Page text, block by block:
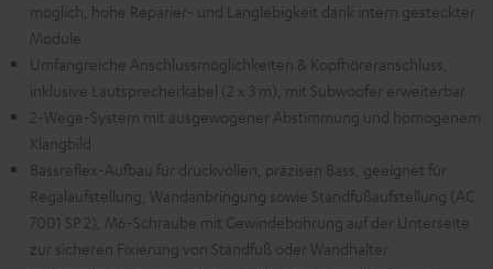
möglich, hohe Reparier- und Langlebigkeit dank intern gesteckter
Module
Umfangreiche Anschlussmöglichkeiten & Kopfhöreranschluss,
inklusive Lautsprecherkabel (2 x 3 m), mit Subwoofer erweiterbar
2-Wege-System mit ausgewogener Abstimmung und homogenem
Klangbild
Bassreflex-Aufbau für druckvollen, präzisen Bass, geeignet für
Regalaufstellung, Wandanbringung sowie Standfußaufstellung (AC
7001 SP 2), M6-Schraube mit Gewindebohrung auf der Unterseite
zur sicheren Fixierung von Standfuß oder Wandhalter